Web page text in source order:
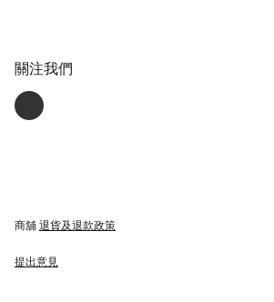
關注我們
商舖 退貨及退款政策
提出意見